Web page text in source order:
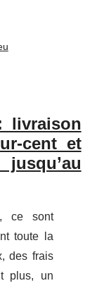
livraison
cent et
ce sont
toute la
des frais
plus, un